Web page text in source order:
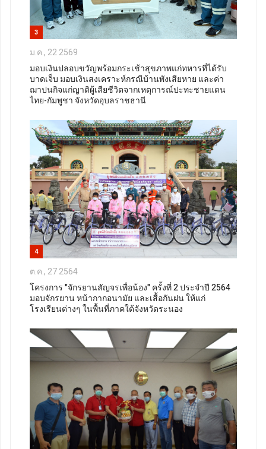
3
ม.ค., 22 2569
มอบเงินปลอบขวัญพร้อมกระเช้าสุขภาพแก่ทหารที่ได้รับ
บาดเจ็บ มอบเงินสงเคราะห์กรณีบ้านพังเสียหาย และค่า
ฌาปนกิจแก่ญาติผู้เสียชีวิตจากเหตุการณ์ปะทะชายแดน
ไทย-กัมพูชา จังหวัดอุบลราชธานี
4
ต.ค., 27 2564
โครงการ "จักรยานสัญจรเพื่อน้อง" ครั้งที่ 2 ประจำปี 2564
มอบจักรยาน หน้ากากอนามัย และเสื้อกันฝน ให้แก่
โรงเรียนต่างๆ ในพื้นที่ภาคใต้จังหวัดระนอง